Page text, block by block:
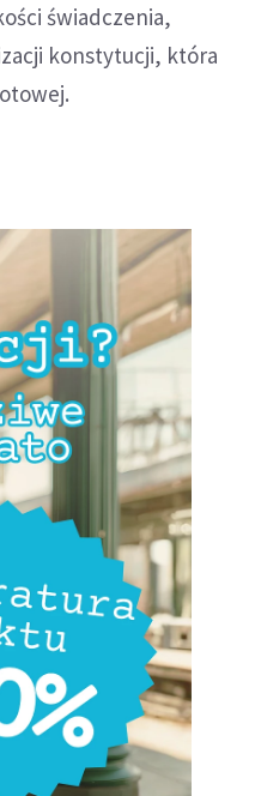
świadczenia,
konstytucji, która